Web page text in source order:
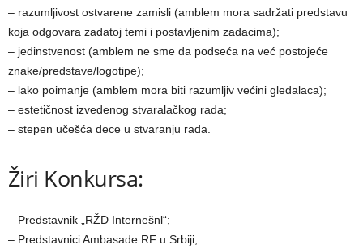
– razumlјivost ostvarene zamisli (amblem mora sadržati predstavu
koja odgovara zadatoj temi i postavlјenim zadacima);
– jedinstvenost (amblem ne sme da podseća na već postojeće
znake/predstave/logotipe);
– lako poimanje (amblem mora biti razumlјiv većini gledalaca);
– estetičnost izvedenog stvaralačkog rada;
– stepen učešća dece u stvaranju rada.
Žiri Konkursa:
– Predstavnik „RŽD Internešnl“;
– Predstavnici Ambasade RF u Srbiji;